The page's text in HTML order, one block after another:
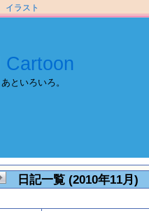
イラスト
Cartoon
といろいろ。
日記一覧 (2010年11月)